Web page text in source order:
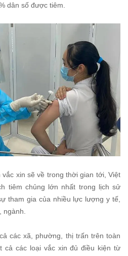
dân số được tiêm.
xin sẽ về trong thời gian tới, Việt
tiêm chủng lớn nhất trong lịch sử
tham gia của nhiều lực lượng y tế,
các xã, phường, thị trấn trên toàn
cả các loại vắc xin đủ điều kiện từ